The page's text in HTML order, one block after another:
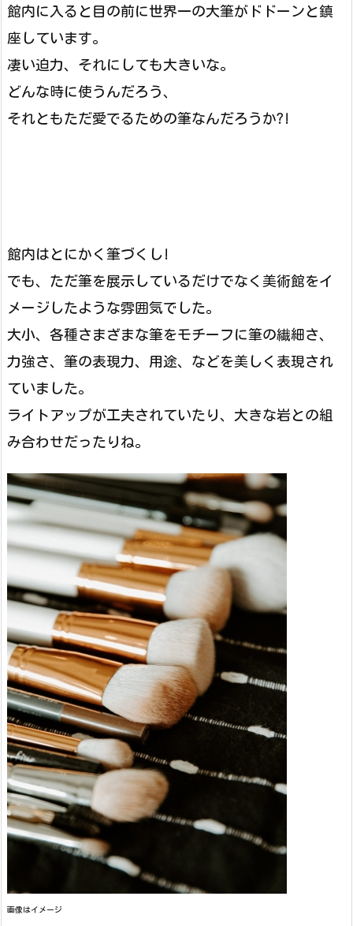
館内に入ると目の前に世界一の大筆がドドーンと鎮
座しています。
凄い迫力、それにしても大きいな。
どんな時に使うんだろう、
それともただ愛でるための筆なんだろうか?!
館内はとにかく筆づくし!
でも、ただ筆を展示しているだけでなく美術館をイ
メージしたような雰囲気でした。
大小、各種さまざまな筆をモチーフに筆の繊細さ、
力強さ、筆の表現力、用途、などを美しく表現され
ていました。
ライトアップが工夫されていたり、大きな岩との組
み合わせだったりね。
画像はイメージ